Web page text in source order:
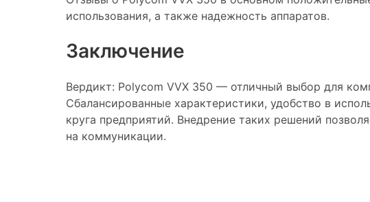
использования, а также надежность аппаратов.
Заключение
Вердикт: Polycom VVX 350 — отличный выбор для
Сбалансированные характеристики, удобство в
круга предприятий. Внедрение таких решений
на коммуникации.